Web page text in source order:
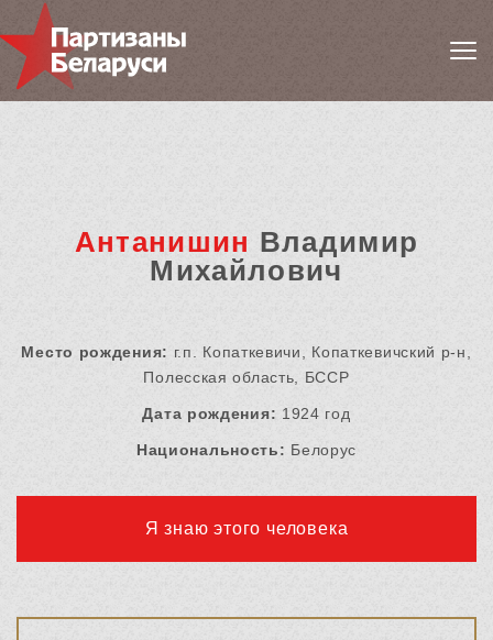
Антанишин Владимир
Михайлович
Место рождения: г.п. Копаткевичи, Копаткевичский р-н,
Полесская область, БССР
Дата рождения: 1924 год
Национальность: Белорус
Я знаю этого человека